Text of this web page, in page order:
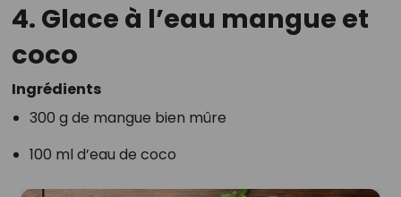
4. Glace à l’eau mangue et
coco
Ingrédients
300 g de mangue bien mûre
100 ml d’eau de coco